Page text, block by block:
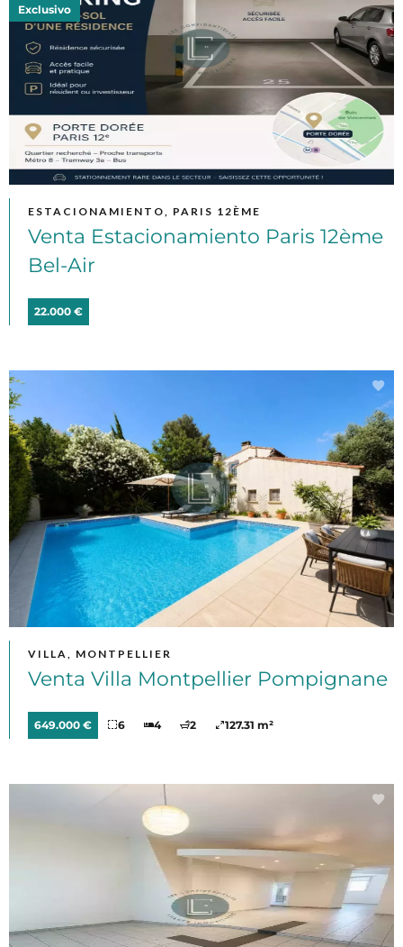
ESTACIONAMIENTO, PARIS 12ÈME
Venta Estacionamiento Paris 12ème
Bel-Air
22.000 €
Exclusivo
VILLA, MONTPELLIER
Venta Villa Montpellier Pompignane
649.000 € 6 4 2 127.31 m²